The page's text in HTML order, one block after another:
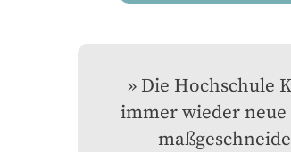
Die Hochschule
immer wieder neue